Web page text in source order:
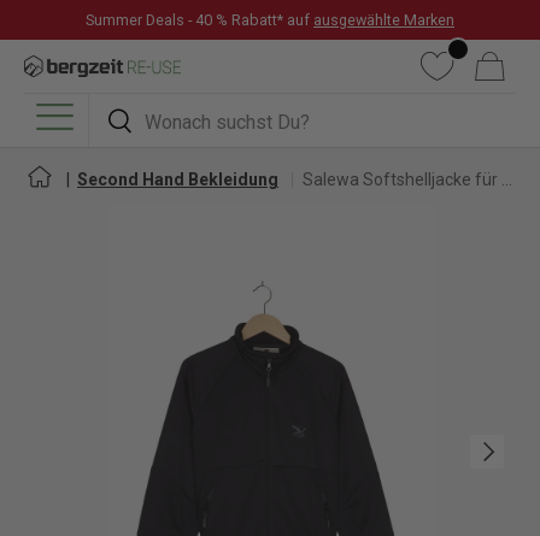
DIREKT ZUM INHALT
Summer Deals - 40 % Rabatt* auf ausgewählte Marken
Suchen
Suchen
WunschlisteWarenkorb
Menü
Second Hand Bekleidung
Nächste